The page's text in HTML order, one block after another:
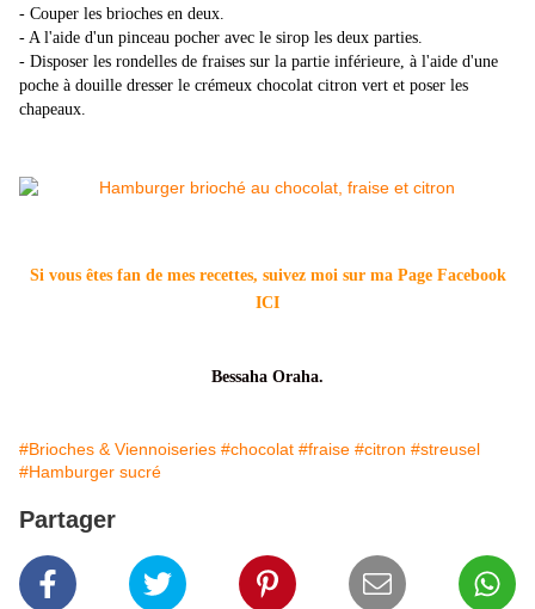
- Couper les brioches en deux.
- A l'aide d'un pinceau pocher avec le sirop les deux parties.
- Disposer les rondelles de fraises sur la partie inférieure, à l'aide d'une
poche à douille dresser le crémeux chocolat citron vert et poser les
chapeaux.
Si vous êtes fan de mes recettes, suivez moi sur ma Page Facebook
ICI
Bessaha Oraha.
#Brioches & Viennoiseries #chocolat #fraise #citron #streusel
#Hamburger sucré
Partager